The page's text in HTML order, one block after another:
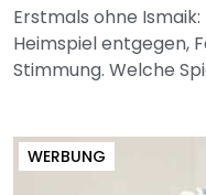
Erstmals ohne
Heimspiel entgegen,
Stimmung. Welche
WERBUNG